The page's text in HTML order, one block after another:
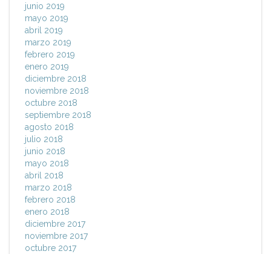
junio 2019
mayo 2019
abril 2019
marzo 2019
febrero 2019
enero 2019
diciembre 2018
noviembre 2018
octubre 2018
septiembre 2018
agosto 2018
julio 2018
junio 2018
mayo 2018
abril 2018
marzo 2018
febrero 2018
enero 2018
diciembre 2017
noviembre 2017
octubre 2017